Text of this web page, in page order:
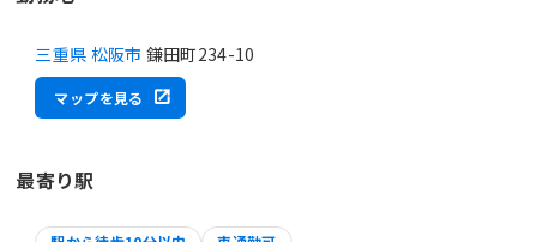
三重県 松阪市 鎌田町234-10
マップを見る
最寄り駅